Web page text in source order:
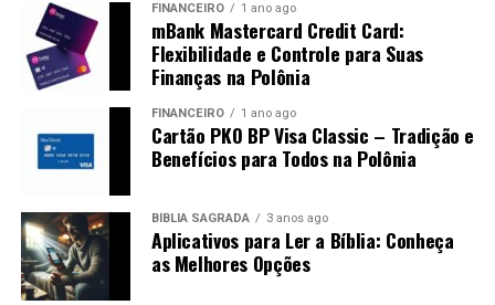
FINANCEIRO 1 ano ago
mBank Mastercard Credit Card:
Flexibilidade e Controle para Suas
Finanças na Polônia
FINANCEIRO 1 ano ago
Cartão PKO BP Visa Classic – Tradição e
Benefícios para Todos na Polônia
BÍBLIA SAGRADA 3 anos ago
Aplicativos para Ler a Bíblia: Conheça
as Melhores Opções